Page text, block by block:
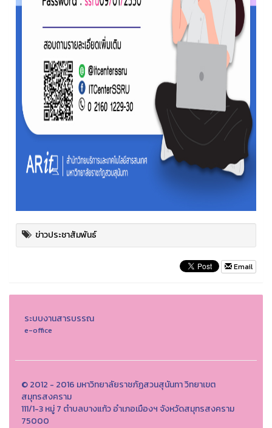
ข่าวประชาสัมพันธ์
Email
ระบบงานสารบรรณ
e-office
© 2012 - 2016 มหาวิทยาลัยราชภัฏสวนสุนันทา วิทยาเขต
สมุทรสงคราม
111/1-3 หมู่ 7 ตำบลบางแก้ว อำเภอเมืองฯ จังหวัดสมุทรสงคราม
75000